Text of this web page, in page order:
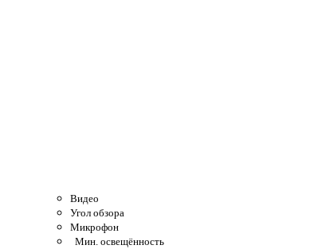
Видео
Угол обзора
Микрофон
Мин. освещённость